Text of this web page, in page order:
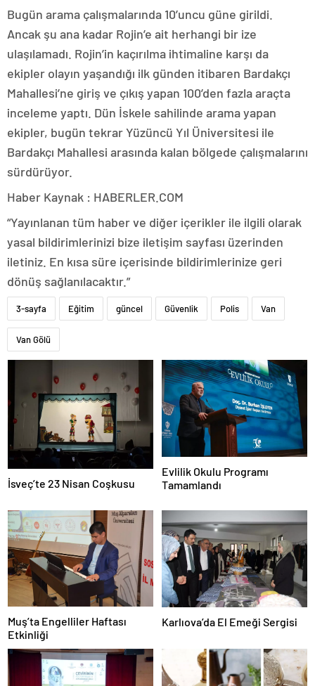
Bugün arama çalışmalarında 10’uncu güne girildi.
Ancak şu ana kadar Rojin’e ait herhangi bir ize
ulaşılamadı. Rojin’in kaçırılma ihtimaline karşı da
ekipler olayın yaşandığı ilk günden itibaren Bardakçı
Mahallesi’ne giriş ve çıkış yapan 100’den fazla araçta
inceleme yaptı. Dün İskele sahilinde arama yapan
ekipler, bugün tekrar Yüzüncü Yıl Üniversitesi ile
Bardakçı Mahallesi arasında kalan bölgede çalışmalarını
sürdürüyor.
Haber Kaynak : HABERLER.COM
“Yayınlanan tüm haber ve diğer içerikler ile ilgili olarak
yasal bildirimlerinizi bize iletişim sayfası üzerinden
iletiniz. En kısa süre içerisinde bildirimlerinize geri
dönüş sağlanılacaktır.”
3-sayfa Eğitim güncel Güvenlik Polis Van
Van Gölü
İsveç’te 23 Nisan Coşkusu
Evlilik Okulu Programı
Tamamlandı
Muş’ta Engelliler Haftası
Etkinliği
Karlıova’da El Emeği Sergisi